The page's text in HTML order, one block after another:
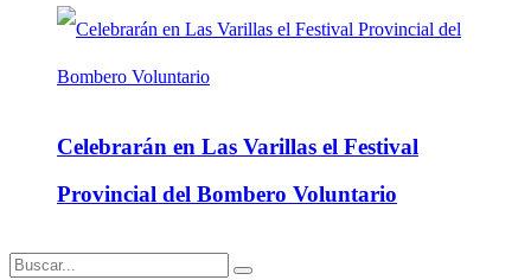
Celebrarán en Las Varillas el Festival
Provincial del Bombero Voluntario